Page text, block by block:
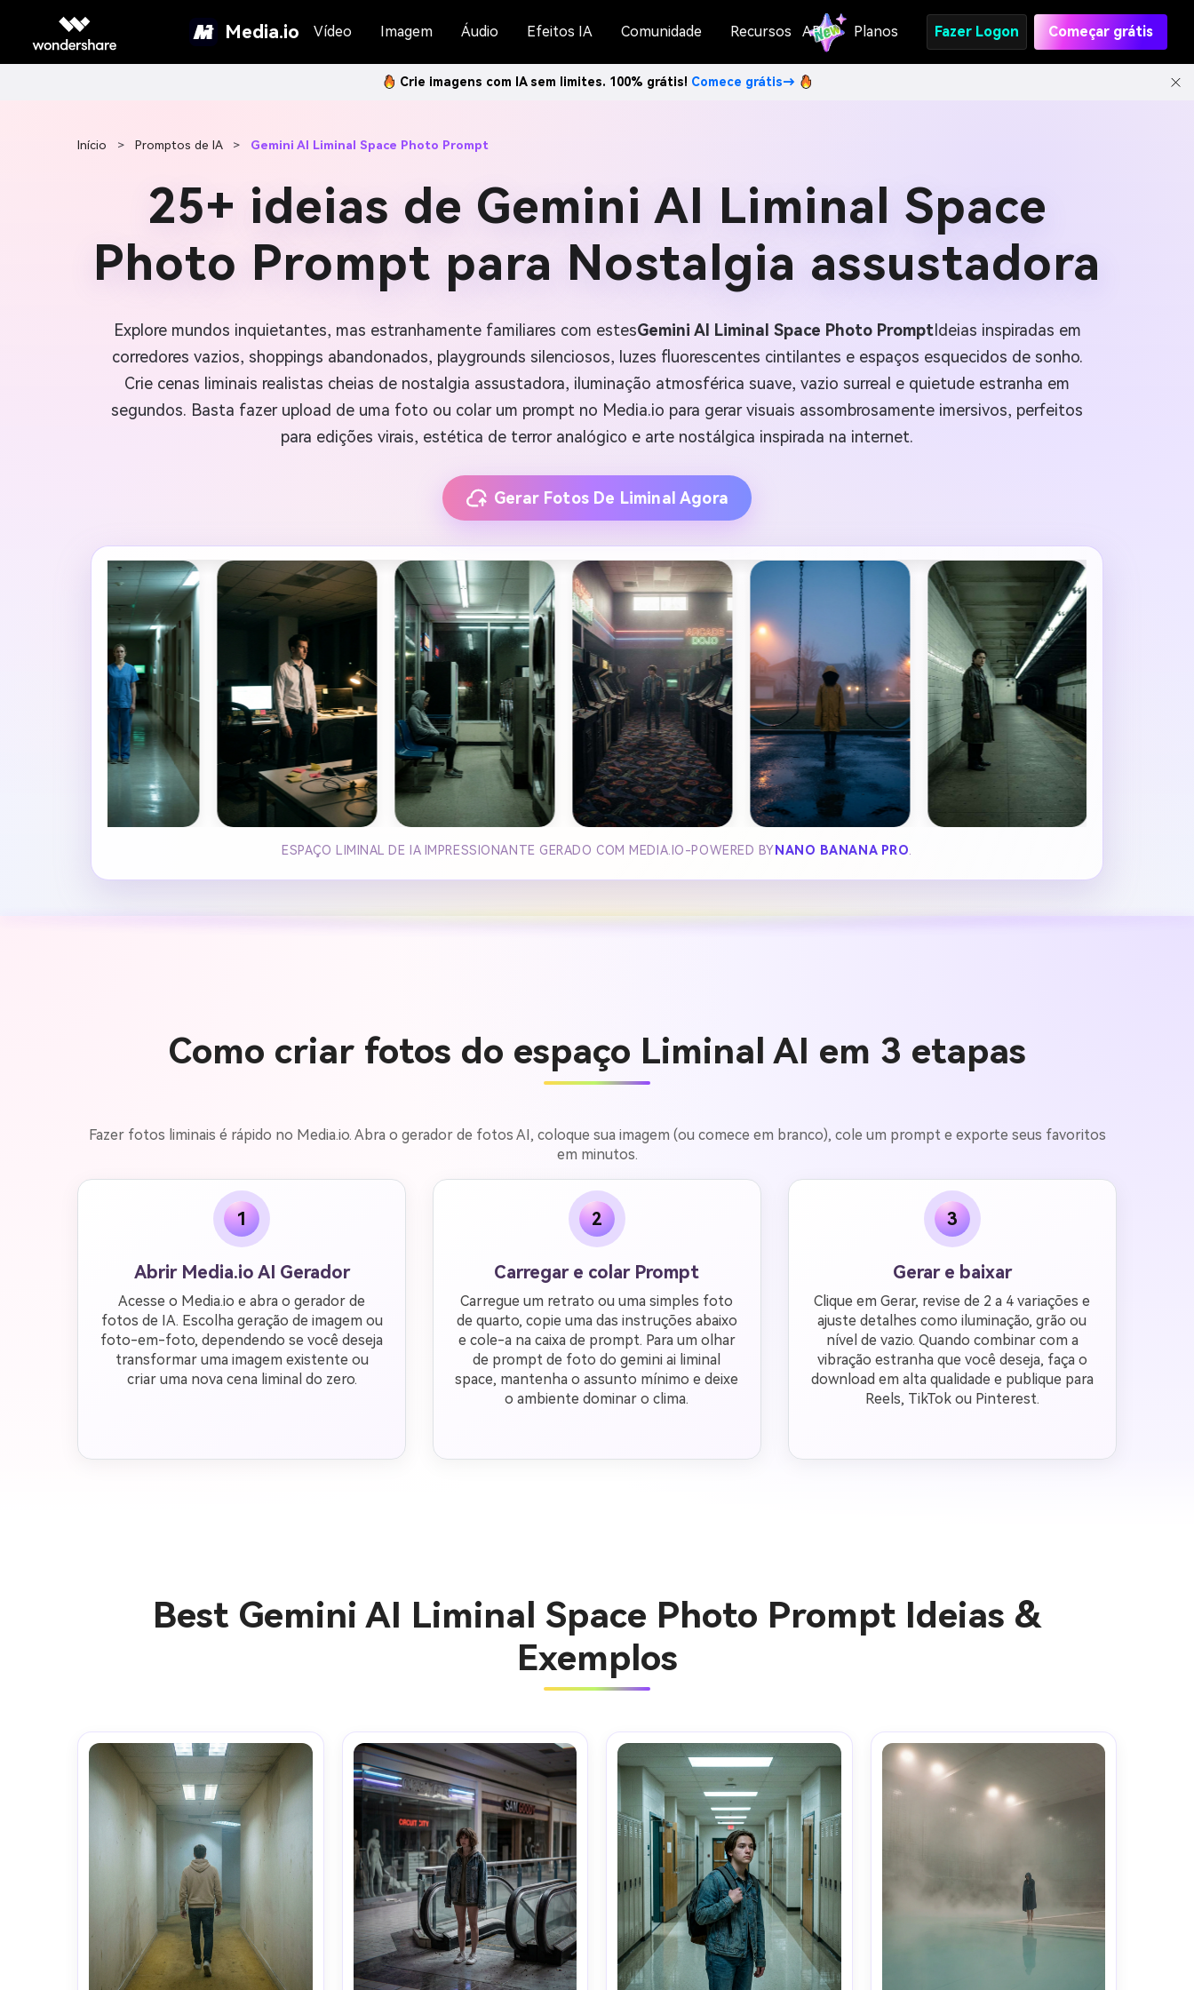
Media.io Vídeo Imagem Áudio Efeitos IA Comunidade Recursos API Planos Fazer Logon Começar grátis
Crie imagens com IA sem limites. 100% grátis! Comece grátis→
Início > Promptos de IA > Gemini AI Liminal Space Photo Prompt
25+ ideias de Gemini AI Liminal Space
Photo Prompt para Nostalgia assustadora
Explore mundos inquietantes, mas estranhamente familiares com estesGemini AI Liminal Space Photo PromptIdeias inspiradas em
corredores vazios, shoppings abandonados, playgrounds silenciosos, luzes fluorescentes cintilantes e espaços esquecidos de sonho.
Crie cenas liminais realistas cheias de nostalgia assustadora, iluminação atmosférica suave, vazio surreal e quietude estranha em
segundos. Basta fazer upload de uma foto ou colar um prompt no Media.io para gerar visuais assombrosamente imersivos, perfeitos
para edições virais, estética de terror analógico e arte nostálgica inspirada na internet.
Gerar Fotos De Liminal Agora
ESPAÇO LIMINAL DE IA IMPRESSIONANTE GERADO COM MEDIA.IO-POWERED BY NANO BANANA PRO
Como criar fotos do espaço Liminal AI em 3 etapas
Fazer fotos liminais é rápido no Media.io. Abra o gerador de fotos AI, coloque sua imagem (ou comece em branco), cole um prompt e exporte seus favoritos
em minutos.
1
Abrir Media.io AI Gerador
Acesse o Media.io e abra o gerador de
fotos de IA. Escolha geração de imagem ou
foto-em-foto, dependendo se você deseja
transformar uma imagem existente ou
criar uma nova cena liminal do zero.
2
Carregar e colar Prompt
Carregue um retrato ou uma simples foto
de quarto, copie uma das instruções abaixo
e cole-a na caixa de prompt. Para um olhar
de prompt de foto do gemini ai liminal
space, mantenha o assunto mínimo e deixe
o ambiente dominar o clima.
3
Gerar e baixar
Clique em Gerar, revise de 2 a 4 variações e
ajuste detalhes como iluminação, grão ou
nível de vazio. Quando combinar com a
vibração estranha que você deseja, faça o
download em alta qualidade e publique para
Reels, TikTok ou Pinterest.
Best Gemini AI Liminal Space Photo Prompt Ideias &
Exemplos